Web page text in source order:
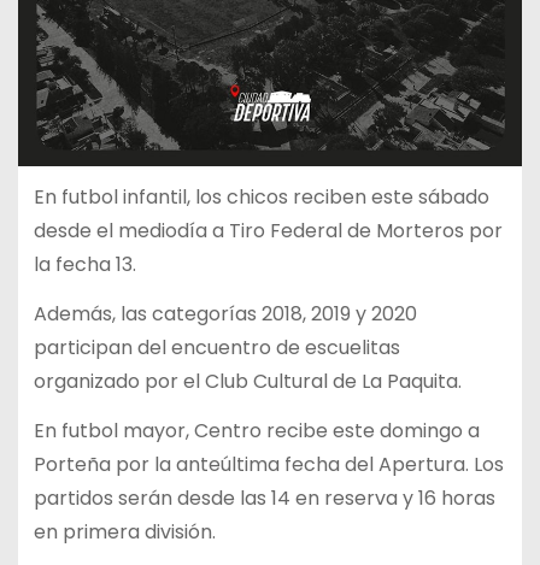
En futbol infantil, los chicos reciben este sábado
desde el mediodía a Tiro Federal de Morteros por
la fecha 13.
Además, las categorías 2018, 2019 y 2020
participan del encuentro de escuelitas
organizado por el Club Cultural de La Paquita.
En futbol mayor, Centro recibe este domingo a
Porteña por la anteúltima fecha del Apertura. Los
partidos serán desde las 14 en reserva y 16 horas
en primera división.